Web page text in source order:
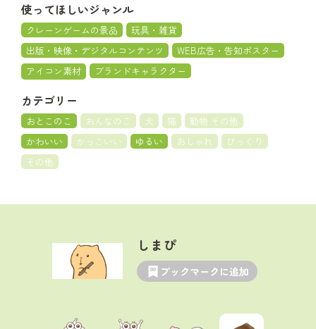
使ってほしいジャンル
クレーンゲームの景品
玩具・雑貨
出版・映像・デジタルコンテンツ
WEB広告・告知ポスター
アイコン素材
ブランドキャラクター
カテゴリー
おとこのこ おんなのこ 犬 猫
動物 その他
かわいい
かっこいい ゆるい おしゃれ
びっくり
その他
しまぴ
ブックマークに追加